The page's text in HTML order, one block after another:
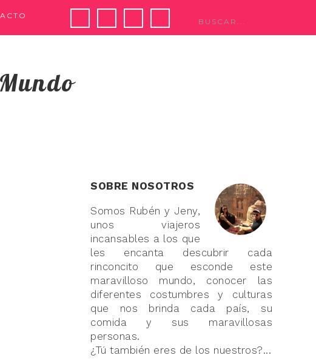
SOBRE NOSOTROS
Somos Rubén y Jeny,
unos viajeros
incansables a los que
les encanta descubrir cada
rinconcito que esconde este
maravilloso mundo, conocer las
diferentes costumbres y culturas
que nos brinda cada país, su
comida y sus maravillosas
personas.
¿Tú también eres de los nuestros?...